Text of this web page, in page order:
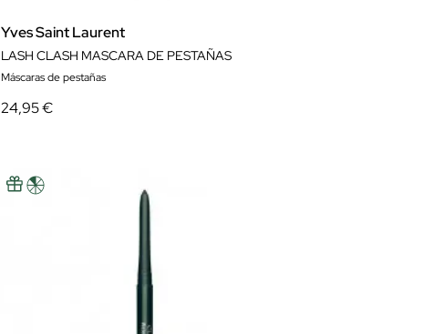
Yves Saint Laurent
LASH CLASH MASCARA DE PESTAÑAS
Máscaras de pestañas
24,95 €